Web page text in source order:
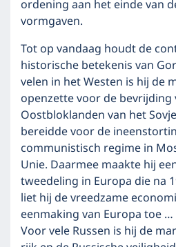
ordening aan het einde van
vormgaven.
Tot op vandaag houdt de
historische betekenis van
velen in het Westen is hij de
openzette voor de bevrijding
Oostbloklanden van het
bereidde voor de
communistisch regime in
Unie. Daarmee maakte hij
tweedeling in Europa die na
liet hij de vreedzame
eenmaking van Europa toe
Voor vele Russen is hij de